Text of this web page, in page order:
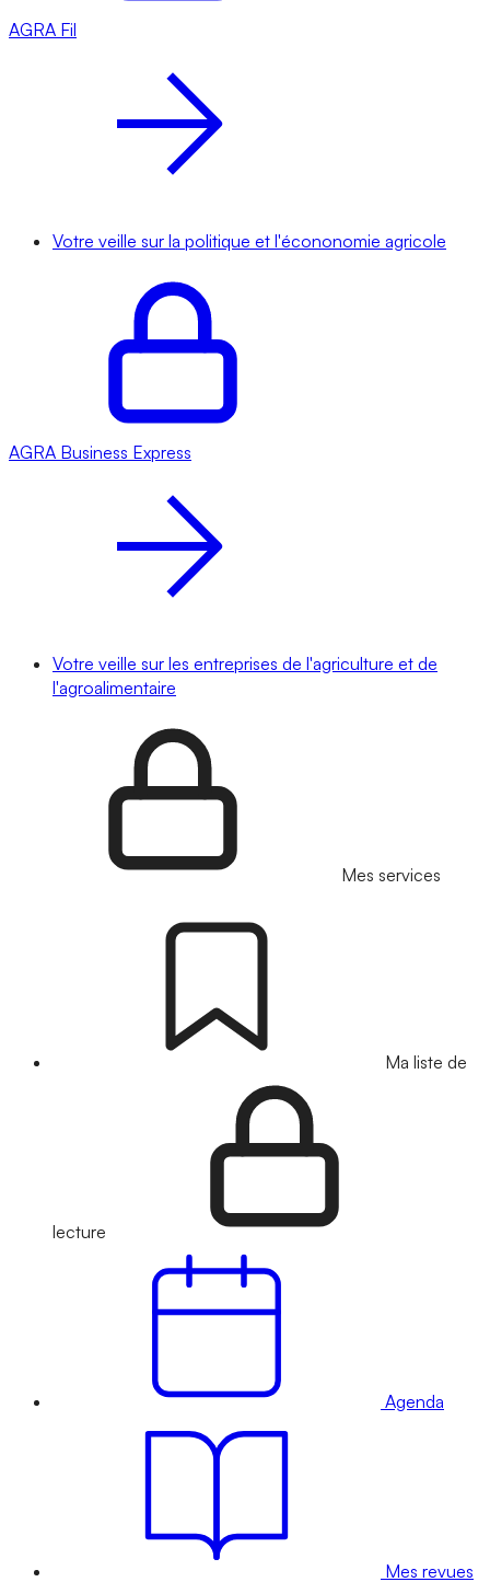
AGRA Fil
Votre veille sur la politique et l'écononomie agricole
AGRA Business Express
Votre veille sur les entreprises de l'agriculture et de
l'agroalimentaire
Mes services
Ma liste de
lecture
Agenda
Mes revues